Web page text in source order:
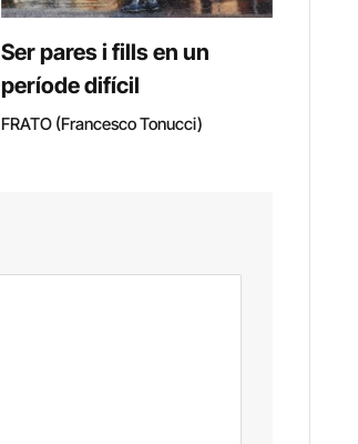
Ser pares i fills en un
període difícil
FRATO (Francesco Tonucci)